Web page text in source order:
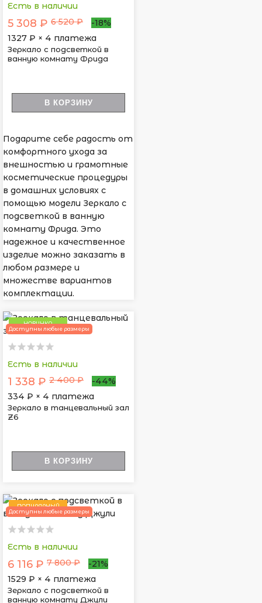
Есть в наличии
5 308 ₽ 6 520 ₽
-18%
1327 ₽ × 4 платежа
Зеркало с подсветкой в
ванную комнату Фрида
В КОРЗИНУ
Подарите себе радость от
комфортного ухода за
внешностью и грамотные
косметические процедуры
в домашних условиях с
помощью модели Зеркало с
подсветкой в ванную
комнату Фрида. Это
надежное и качественное
изделие можно заказать в
любом размере и
множестве вариантов
комплектации.
НОВИНКА
Доступны любые размеры
Есть в наличии
1 338 ₽ 2 400 ₽
-44%
334 ₽ × 4 платежа
Зеркало в танцевальный зал
Z6
В КОРЗИНУ
ПОПУЛЯРНЫЙ
Доступны любые размеры
Есть в наличии
6 116 ₽ 7 800 ₽
-21%
1529 ₽ × 4 платежа
Зеркало с подсветкой в
ванную комнату Джули